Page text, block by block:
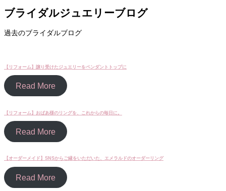
ブライダルジュエリーブログ
過去のブライダルブログ
【リフォーム】譲り受けたジュエリーをペンダントトップに
Read More
【リフォーム】おばあ様のリングを、これからの毎日に。
Read More
【オーダーメイド】SNSからご縁をいただいた、エメラルドのオーダーリング
Read More